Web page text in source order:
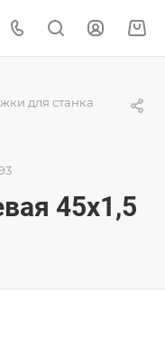
для станка
45x1,5